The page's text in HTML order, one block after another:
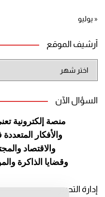
« يوليو
أرشيف الموقع
الموقع
السؤال الآن
منصة إلكترونية
والأفكار
والاقتصاد
وقضايا الذاكرة
إدارة التحرير